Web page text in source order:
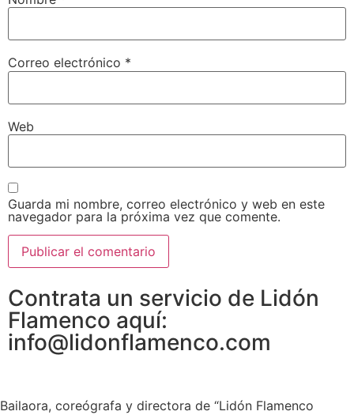
Correo electrónico *
Web
Guarda mi nombre, correo electrónico y web en este
navegador para la próxima vez que comente.
Contrata un servicio de Lidón
Flamenco aquí:
info@lidonflamenco.com
Bailaora, coreógrafa y directora de “Lidón Flamenco